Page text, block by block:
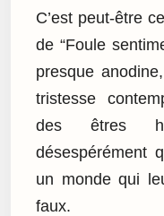
C’est peut-être
de “Foule
presque
tristesse
des êtres
désespérément
un monde qui
faux.